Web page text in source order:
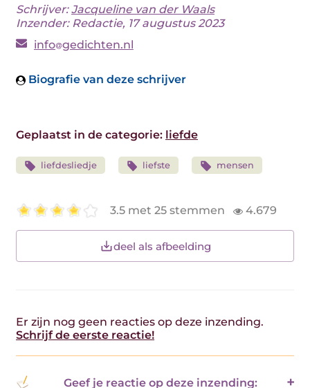
Schrijver:Jacqueline van der Waals
Inzender: Redactie, 17 augustus 2023
info gedichten.nl
Biografie van deze schrijver
Geplaatst in de categorie: liefde
liefdesliedje liefste mensen
3.5 met 25 stemmen 4.679
deel als afbeelding
Er zijn nog geen reacties op deze inzending.
Schrijf de eerste reactie!
Geef je reactie op deze inzending: